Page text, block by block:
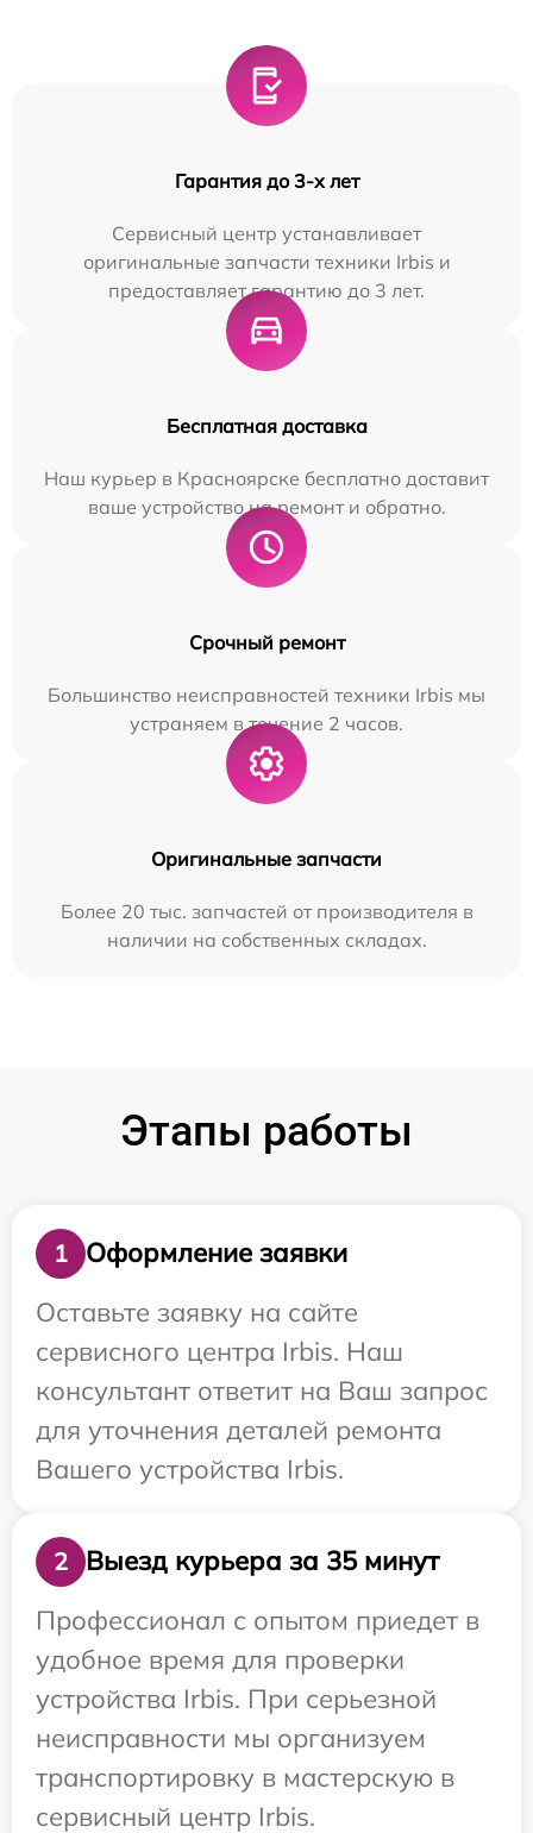
Гарантия до 3-х лет
Сервисный центр устанавливает
оригинальные запчасти техники Irbis и
предоставляет гарантию до 3 лет.
Бесплатная доставка
Наш курьер в Красноярске бесплатно доставит
ваше устройство на ремонт и обратно.
Срочный ремонт
Большинство неисправностей техники Irbis мы
устраняем в течение 2 часов.
Оригинальные запчасти
Более 20 тыс. запчастей от производителя в
наличии на собственных складах.
Этапы работы
1
Оформление заявки
Оставьте заявку на сайте
сервисного центра Irbis. Наш
консультант ответит на Ваш запрос
для уточнения деталей ремонта
Вашего устройства Irbis.
2
Выезд курьера за 35 минут
Профессионал с опытом приедет в
удобное время для проверки
устройства Irbis. При серьезной
неисправности мы организуем
транспортировку в мастерскую в
сервисный центр Irbis.